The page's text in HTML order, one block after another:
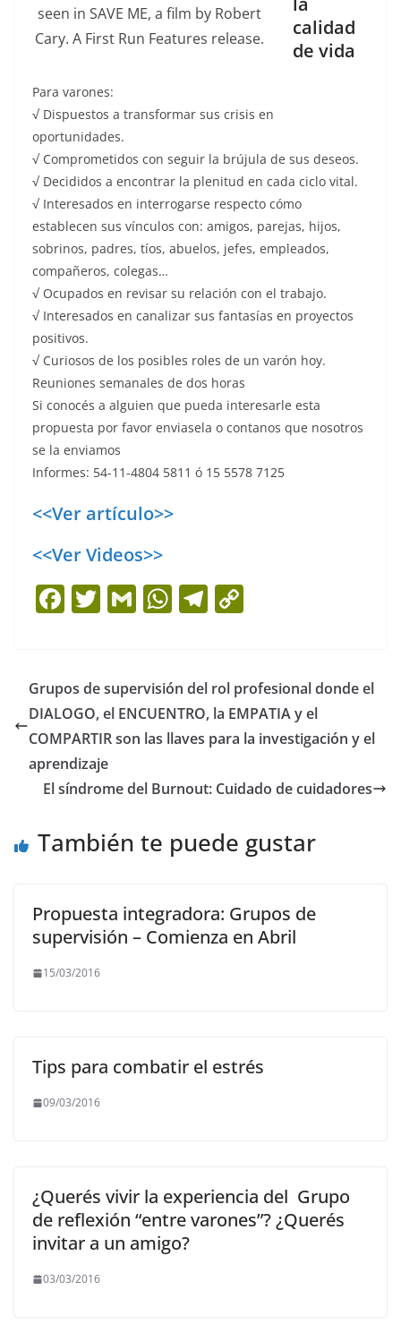
seen in SAVE ME, a film by Robert
Cary. A First Run Features release.
calidad
de vida
Para varones:
√ Dispuestos a transformar sus crisis en
oportunidades.
√ Comprometidos con seguir la brújula de sus deseos.
√ Decididos a encontrar la plenitud en cada ciclo vital.
√ Interesados en interrogarse respecto cómo
establecen sus vínculos con: amigos, parejas, hijos,
sobrinos, padres, tíos, abuelos, jefes, empleados,
compañeros, colegas…
√ Ocupados en revisar su relación con el trabajo.
√ Interesados en canalizar sus fantasías en proyectos
positivos.
√ Curiosos de los posibles roles de un varón hoy.
Reuniones semanales de dos horas
Si conocés a alguien que pueda interesarle esta
propuesta por favor enviasela o contanos que nosotros
se la enviamos
Informes: 54-11-4804 5811 ó 15 5578 7125
<<Ver artículo>>
<<Ver Videos>>
F
e
b
o
o
k
T
er
G
l
W
s
A
p
T
gr
a
m
y
Li
n
Grupos de supervisión del rol profesional donde el
DIALOGO, el ENCUENTRO, la EMPATIA y el
COMPARTIR son las llaves para la investigación y el
aprendizaje
El síndrome del Burnout: Cuidado de cuidadores
También te puede gustar
Propuesta integradora: Grupos de
supervisión – Comienza en Abril
15/03/2016
Tips para combatir el estrés
09/03/2016
¿Querés vivir la experiencia del Grupo
de reflexión “entre varones”? ¿Querés
invitar a un amigo?
03/03/2016